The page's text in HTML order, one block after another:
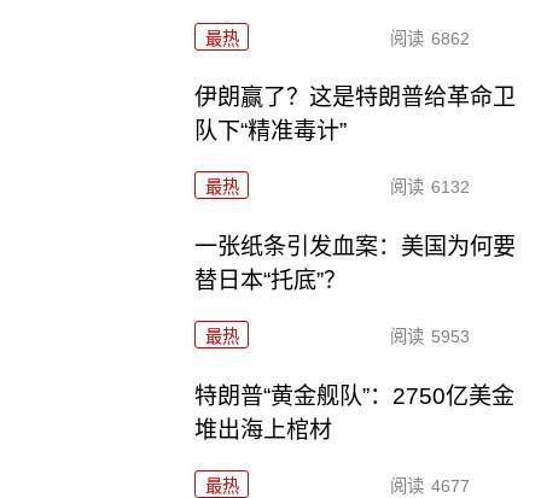
最热 阅读 6862
伊朗赢了？这是特朗普给革命卫
队下“精准毒计”
最热 阅读 6132
一张纸条引发血案：美国为何要
替日本“托底”？
最热 阅读 5953
特朗普“黄金舰队”：2750亿美金
堆出海上棺材
最热 阅读 4677